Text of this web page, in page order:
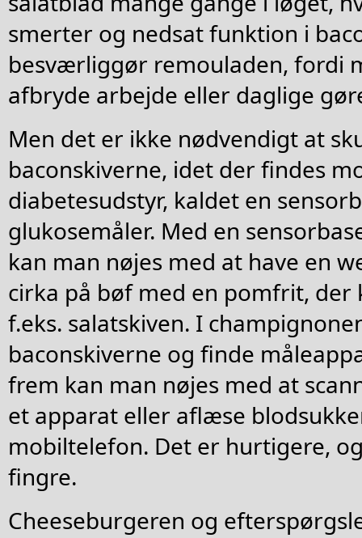
smerter og nedsat funktion i
besværliggør remouladen, fordi
afbryde arbejde eller daglige
Men det er ikke nødvendigt at
baconskiverne, idet der findes
diabetesudstyr, kaldet en
glukosemåler. Med en
kan man nøjes med at have en
cirka på bøf med en pomfrit, der
f.eks. salatskiven. I
baconskiverne og finde
frem kan man nøjes med at
et apparat eller aflæse
mobiltelefon. Det er hurtigere,
fingre.
Cheeseburgeren og